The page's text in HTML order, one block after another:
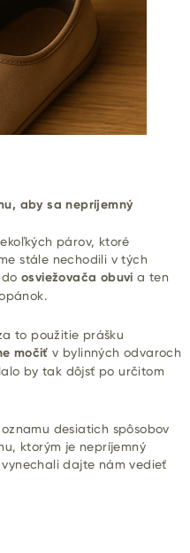
aby sa nepríjemný
párov, ktoré
stále nechodili v tých
osviežovača obuvi a ten
to použitie prášku
močiť v bylinných odvaroch
by tak dôjsť po určitom
desiatich spôsobov
ktorým je nepríjemný
dajte nám vedieť